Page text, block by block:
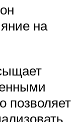
на
позволяет